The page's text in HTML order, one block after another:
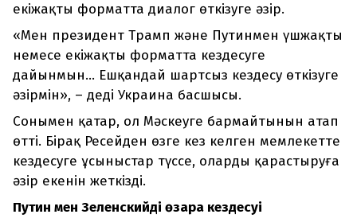
екіжақты форматта диалог өткізуге әзір.
«Мен президент Трамп және Путинмен үшжақты
немесе екіжақты форматта кездесуге
дайынмын... Ешқандай шартсыз кездесу өткізуге
әзірмін», – деді Украина басшысы.
Сонымен қатар, ол Мәскеуге бармайтынын атап
өтті. Бірақ Ресейден өзге кез келген мемлекетте
кездесуге ұсыныстар түссе, оларды қарастыруға
әзір екенін жеткізді.
Путин мен Зеленскийдің өзара кездесуі